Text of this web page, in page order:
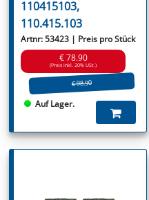
110415103,
110.415.103
Artnr: 53423 | Preis pro Stück
€ 78.90
(Preis inkl. 20% USt.)
€ 98.90
Auf Lager.